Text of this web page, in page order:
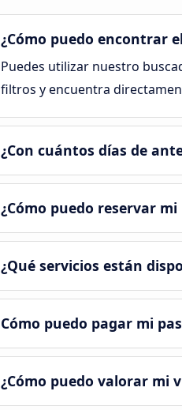
¿Cómo puedo encontrar
Puedes utilizar nuestro
filtros y encuentra
¿Con cuántos días de
¿Cómo puedo reservar
¿Qué servicios están
Cómo puedo pagar mi
¿Cómo puedo valorar mi